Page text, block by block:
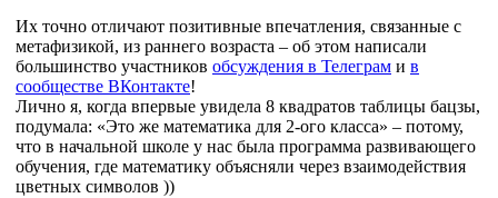
Их точно отличают позитивные впечатления, связанные с
метафизикой, из раннего возраста – об этом написали
большинство участников обсуждения в Телеграм и в
сообществе ВКонтакте!
Лично я, когда впервые увидела 8 квадратов таблицы бацзы,
подумала: «Это же математика для 2-ого класса» – потому,
что в начальной школе у нас была программа развивающего
обучения, где математику объясняли через взаимодействия
цветных символов ))